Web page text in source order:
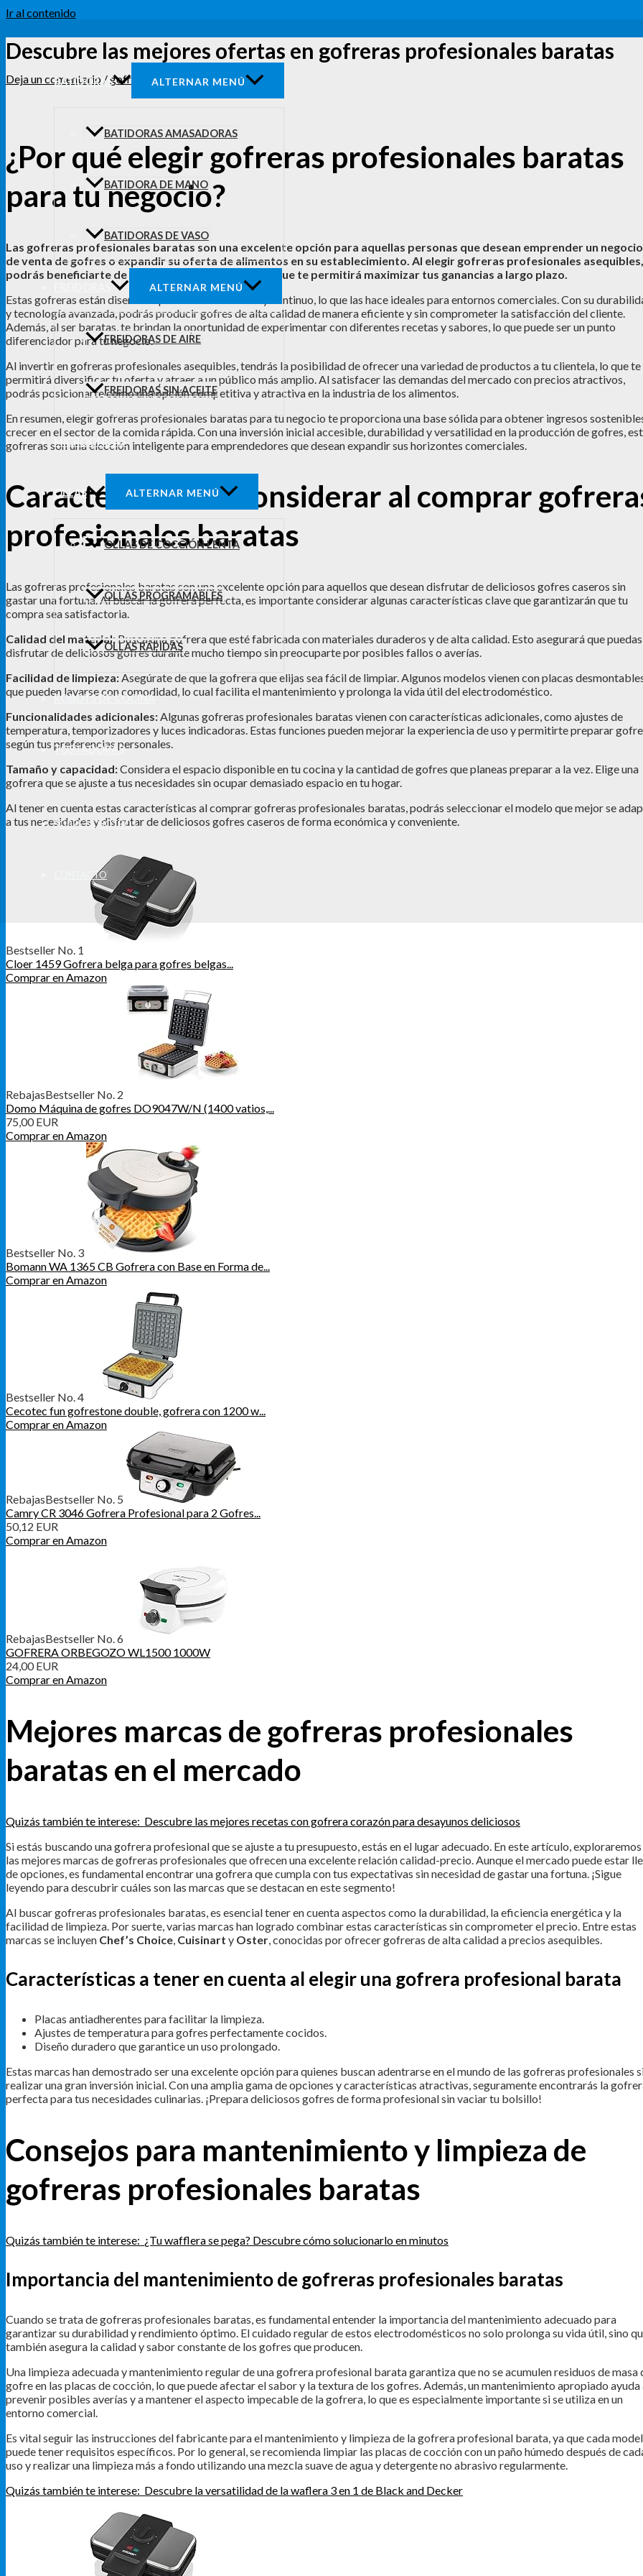
Ir al contenido
BATIDORAS ALTERNAR MENÚ
BATIDORAS AMASADORAS
BATIDORA DE MANO
BATIDORAS DE VASO
ALTERNAR MENÚ
FREIDORAS DE AIRE
FREIDORAS SIN ACEITE
MICROONDAS
OLLAS ALTERNAR MENÚ
OLLAS DE COCCIÓN LENTA
OLLAS PROGRAMABLES
OLLAS RÁPIDAS
ROBOTS DE COCINA
TOSTADORAS
SOBRE NOSOTROS
CONTACTO
Descubre las mejores ofertas en gofreras profesionales baratas
Deja un comentario/gofreras / Poradmin
¿Por qué elegir gofreras profesionales baratas
para tu negocio?
Las gofreras profesionales baratas son una excelente opción para aquellas personas que desean emprender un negocio
de venta de gofres o expandir su oferta de alimentos en su establecimiento. Al elegir gofreras profesionales asequibles,
podrás beneficiarte de una inversión inicial baja, lo que te permitirá maximizar tus ganancias a largo plazo.
Estas gofreras están diseñadas para un uso intensivo y continuo, lo que las hace ideales para entornos comerciales. Con su
y tecnología avanzada, podrás producir gofres de alta calidad de manera eficiente y sin comprometer la satisfacción del cliente.
Además, al ser baratas, te brindan la oportunidad de experimentar con diferentes recetas y sabores, lo que puede ser un punto
diferenciador para tu negocio.
Al invertir en gofreras profesionales asequibles, tendrás la posibilidad de ofrecer una variedad de productos a tu clientela, lo que te
permitirá diversificar tu oferta y atraer a un público más amplio. Al satisfacer las demandas del mercado con precios atractivos,
podrás posicionarte como una opción competitiva y atractiva en la industria de los alimentos.
En resumen, elegir gofreras profesionales baratas para tu negocio te proporciona una base sólida para obtener ingresos
crecer en el sector de la comida rápida. Con una inversión inicial accesible, durabilidad y versatilidad en la producción de gofres,
gofreras son una elección inteligente para emprendedores que desean expandir sus horizontes comerciales.
Características a considerar al comprar
profesionales baratas
Las gofreras profesionales baratas son una excelente opción para aquellos que desean disfrutar de deliciosos gofres caseros sin
gastar una fortuna. Al buscar la gofrera perfecta, es importante considerar algunas características clave que garantizarán que tu
compra sea satisfactoria.
Calidad del material: Busca una gofrera que esté fabricada con materiales duraderos y de alta calidad. Esto asegurará que puedas
disfrutar de deliciosos gofres durante mucho tiempo sin preocuparte por posibles fallos o averías.
Facilidad de limpieza:Asegúrate de que la gofrera que elijas sea fácil de limpiar. Algunos modelos vienen con placas
que pueden lavarse con comodidad, lo cual facilita el mantenimiento y prolonga la vida útil del electrodoméstico.
Funcionalidades adicionales:Algunas gofreras profesionales baratas vienen con características adicionales, como ajustes de
temperatura, temporizadores y luces indicadoras. Estas funciones pueden mejorar la experiencia de uso y permitirte preparar
según tus preferencias personales.
Tamaño y capacidad:Considera el espacio disponible en tu cocina y la cantidad de gofres que planeas preparar a la vez. Elige una
gofrera que se ajuste a tus necesidades sin ocupar demasiado espacio en tu hogar.
Al tener en cuenta estas características al comprar gofreras profesionales baratas, podrás seleccionar el modelo que mejor se
a tus necesidades y disfrutar de deliciosos gofres caseros de forma económica y conveniente.
Bestseller No. 1
Cloer 1459 Gofrera belga para gofres belgas...
Comprar en Amazon
RebajasBestseller No. 2
Domo Máquina de gofres DO9047W/N (1400 vatios,...
75,00 EUR
Comprar en Amazon
Bestseller No. 3
Bomann WA 1365 CB Gofrera con Base en Forma de...
Comprar en Amazon
Bestseller No. 4
Cecotec fun gofrestone double, gofrera con 1200 w...
Comprar en Amazon
RebajasBestseller No. 5
Camry CR 3046 Gofrera Profesional para 2 Gofres...
50,12 EUR
Comprar en Amazon
RebajasBestseller No. 6
GOFRERA ORBEGOZO WL1500 1000W
24,00 EUR
Comprar en Amazon
Mejores marcas de gofreras profesionales
baratas en el mercado
Quizás también te interese: Descubre las mejores recetas con gofrera corazón para desayunos deliciosos
Si estás buscando una gofrera profesional que se ajuste a tu presupuesto, estás en el lugar adecuado. En este artículo, exploraremos
las mejores marcas de gofreras profesionales que ofrecen una excelente relación calidad-precio. Aunque el mercado puede estar
de opciones, es fundamental encontrar una gofrera que cumpla con tus expectativas sin necesidad de gastar una fortuna. ¡Sigue
leyendo para descubrir cuáles son las marcas que se destacan en este segmento!
Al buscar gofreras profesionales baratas, es esencial tener en cuenta aspectos como la durabilidad, la eficiencia energética y la
facilidad de limpieza. Por suerte, varias marcas han logrado combinar estas características sin comprometer el precio. Entre estas
marcas se incluyen Chef’s Choice, Cuisinart y Oster, conocidas por ofrecer gofreras de alta calidad a precios asequibles.
Características a tener en cuenta al elegir una gofrera profesional barata
Placas antiadherentes para facilitar la limpieza.
Ajustes de temperatura para gofres perfectamente cocidos.
Diseño duradero que garantice un uso prolongado.
Estas marcas han demostrado ser una excelente opción para quienes buscan adentrarse en el mundo de las gofreras profesionales
realizar una gran inversión inicial. Con una amplia gama de opciones y características atractivas, seguramente encontrarás la
perfecta para tus necesidades culinarias. ¡Prepara deliciosos gofres de forma profesional sin vaciar tu bolsillo!
Consejos para mantenimiento y limpieza de
gofreras profesionales baratas
Quizás también te interese: ¿Tu wafflera se pega? Descubre cómo solucionarlo en minutos
Importancia del mantenimiento de gofreras profesionales baratas
Cuando se trata de gofreras profesionales baratas, es fundamental entender la importancia del mantenimiento adecuado para
garantizar su durabilidad y rendimiento óptimo. El cuidado regular de estos electrodomésticos no solo prolonga su vida útil, sino
también asegura la calidad y sabor constante de los gofres que producen.
Una limpieza adecuada y mantenimiento regular de una gofrera profesional barata garantiza que no se acumulen residuos de masa
gofre en las placas de cocción, lo que puede afectar el sabor y la textura de los gofres. Además, un mantenimiento apropiado ayuda
prevenir posibles averías y a mantener el aspecto impecable de la gofrera, lo que es especialmente importante si se utiliza en un
entorno comercial.
Es vital seguir las instrucciones del fabricante para el mantenimiento y limpieza de la gofrera profesional barata, ya que cada
puede tener requisitos específicos. Por lo general, se recomienda limpiar las placas de cocción con un paño húmedo después de
uso y realizar una limpieza más a fondo utilizando una mezcla suave de agua y detergente no abrasivo regularmente.
Quizás también te interese: Descubre la versatilidad de la waflera 3 en 1 de Black and Decker